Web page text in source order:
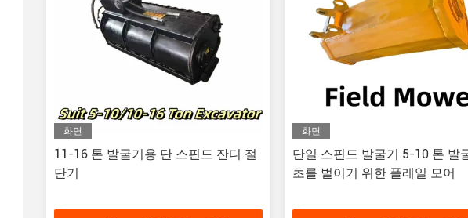
화면
11-16 톤 발굴기용 단 스핀드 잔디 절
단기
화면
단일 스핀드 발굴기 5-10 톤 발
초를 벌이기 위한 플레일 모어